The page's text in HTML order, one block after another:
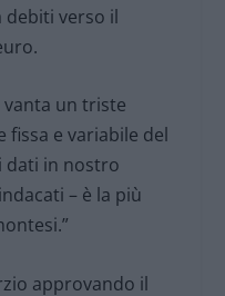
debiti verso il
vanta un triste
fissa e variabile del
dati in nostro
– è la più
approvando il